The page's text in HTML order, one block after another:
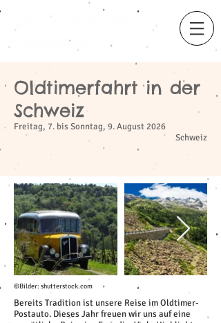
Oldtimerfahrt in der
Schweiz
Freitag, 7. bis Sonntag, 9. August 2026
​
Schweiz
©Bilder: shutterstock.com
Bereits Tradition ist unsere Reise im Oldtimer-
Postauto. Dieses Jahr freuen wir uns auf eine